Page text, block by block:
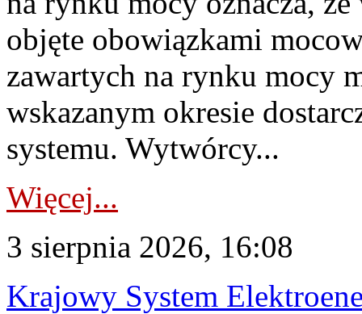
objęte obowiązkami
zawartych na rynku mocy
wskazanym okresie
systemu. Wytwórcy...
Więcej...
3 sierpnia 2026, 16:08
Krajowy System